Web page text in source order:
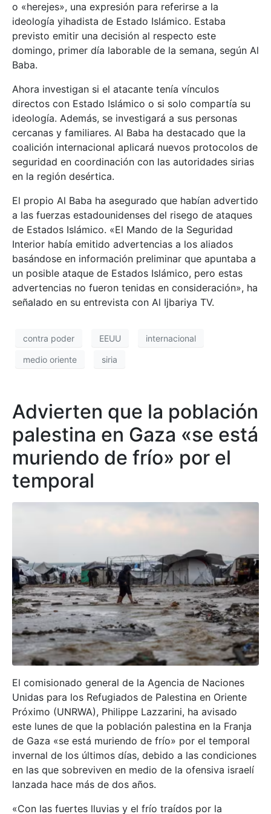
o «herejes», una expresión para referirse a la
ideología yihadista de Estado Islámico. Estaba
previsto emitir una decisión al respecto este
domingo, primer día laborable de la semana, según Al
Baba.
Ahora investigan si el atacante tenía vínculos
directos con Estado Islámico o si solo compartía su
ideología. Además, se investigará a sus personas
cercanas y familiares. Al Baba ha destacado que la
coalición internacional aplicará nuevos protocolos de
seguridad en coordinación con las autoridades sirias
en la región desértica.
El propio Al Baba ha asegurado que habían advertido
a las fuerzas estadounidenses del risego de ataques
de Estados Islámico. «El Mando de la Seguridad
Interior había emitido advertencias a los aliados
basándose en información preliminar que apuntaba a
un posible ataque de Estados Islámico, pero estas
advertencias no fueron tenidas en consideración», ha
señalado en su entrevista con Al Ijbariya TV.
contra poder EEUU internacional
medio oriente siria
Advierten que la población
palestina en Gaza «se está
muriendo de frío» por el
temporal
El comisionado general de la Agencia de Naciones
Unidas para los Refugiados de Palestina en Oriente
Próximo (UNRWA), Philippe Lazzarini, ha avisado
este lunes de que la población palestina en la Franja
de Gaza «se está muriendo de frío» por el temporal
invernal de los últimos días, debido a las condiciones
en las que sobreviven en medio de la ofensiva israelí
lanzada hace más de dos años.
«Con las fuertes lluvias y el frío traídos por la